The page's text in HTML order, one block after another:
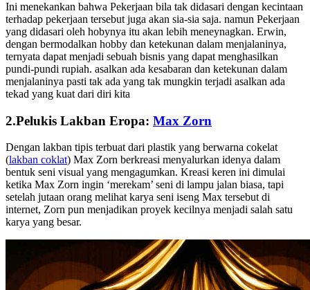
Ini menekankan bahwa Pekerjaan bila tak didasari dengan kecintaan
terhadap pekerjaan tersebut juga akan sia-sia saja. namun Pekerjaan
yang didasari oleh hobynya itu akan lebih meneynagkan. Erwin,
dengan bermodalkan hobby dan ketekunan dalam menjalaninya,
ternyata dapat menjadi sebuah bisnis yang dapat menghasilkan
pundi-pundi rupiah. asalkan ada kesabaran dan ketekunan dalam
menjalaninya pasti tak ada yang tak mungkin terjadi asalkan ada
tekad yang kuat dari diri kita
2.Pelukis Lakban Eropa: Max Zorn
Dengan lakban tipis terbuat dari plastik yang berwarna cokelat
(lakban coklat) Max Zorn berkreasi menyalurkan idenya dalam
bentuk seni visual yang mengagumkan. Kreasi keren ini dimulai
ketika Max Zorn ingin ‘merekam’ seni di lampu jalan biasa, tapi
setelah jutaan orang melihat karya seni iseng Max tersebut di
internet, Zorn pun menjadikan proyek kecilnya menjadi salah satu
karya yang besar.